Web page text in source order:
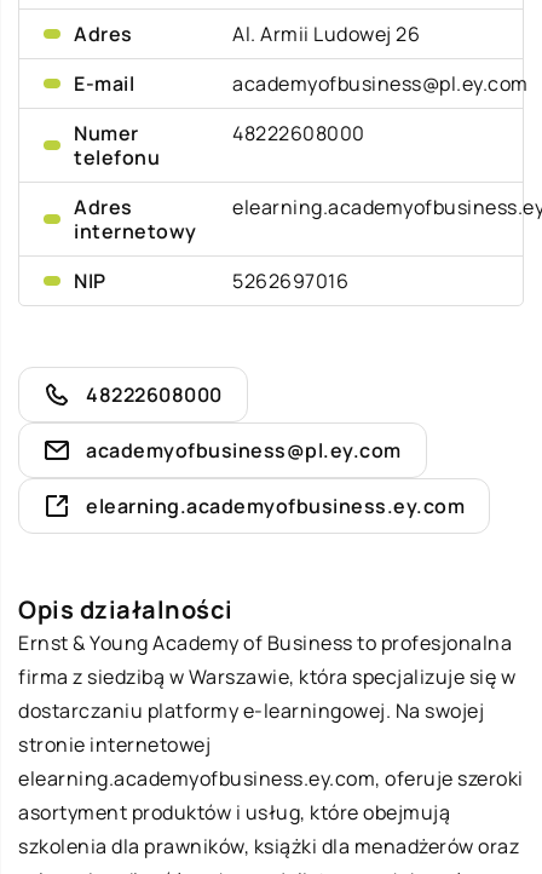
Adres
Al. Armii Ludowej 26
E-mail
academyofbusiness@pl.ey.com
Numer
telefonu
48222608000
Adres
internetowy
NIP 5262697016
48222608000
academyofbusiness@pl.ey.com
elearning.academyofbusiness.ey.com
Opis działalności
Ernst & Young Academy of Business to profesjonalna
firma z siedzibą w Warszawie, która specjalizuje się w
dostarczaniu platformy e-learningowej. Na swojej
stronie internetowej
elearning.academyofbusiness.ey.com, oferuje szeroki
asortyment produktów i usług, które obejmują
szkolenia dla prawników, książki dla menadżerów oraz